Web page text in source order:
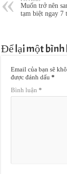
Muốn trở nên
tạm biệt ngay 7
Để lại một bình
Email của bạn sẽ
được đánh dấu*
Bình luận*